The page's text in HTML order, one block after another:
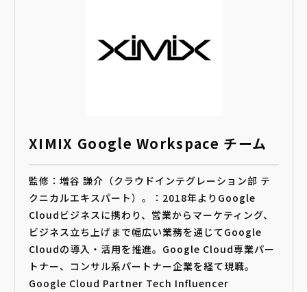
XIMIX Google Workspace チーム
監修：増谷 謙介（クラウドインテグレーション部 テ
クニカルエキスパート）。：2018年よりGoogle
Cloudビジネスに携わり、営業からマーケティング、
ビジネス立ち上げまで幅広い業務を通じてGoogle
Cloudの導入・活用を推進。Google Cloud専業パー
トナー、コンサル系パートナー企業を経て現職。
Google Cloud Partner Tech Influencer